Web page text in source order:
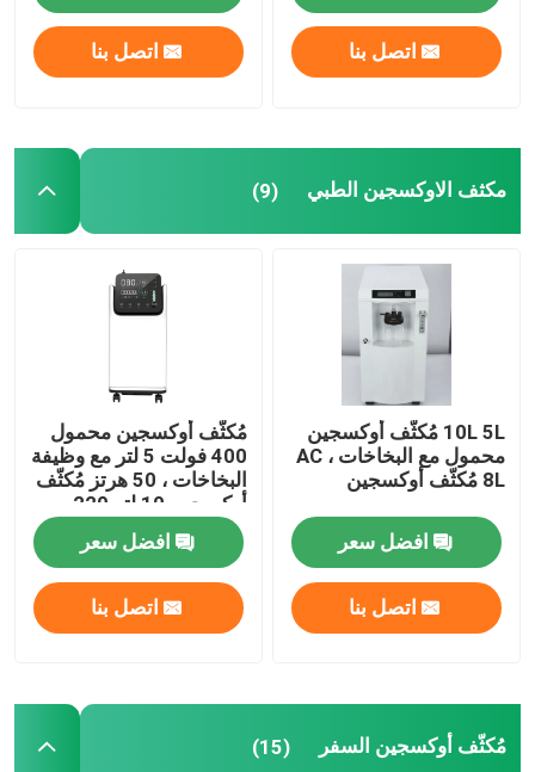
اتصل بنا اتصل بنا
مكثف الاوكسجين الطبي (9)
10L 5L مُكثّف أوكسجين
محمول مع البخاخات ، AC
8L مُكثّف أوكسجين
افضل سعر
اتصل بنا
مُكثّف أوكسجين محمول
400 فولت 5 لتر مع وظيفة
البخاخات ، 50 هرتز مُكثّف
أوكسجين 10 لتر 220
فولت
افضل سعر
اتصل بنا
مُكثّف أوكسجين السفر (15)